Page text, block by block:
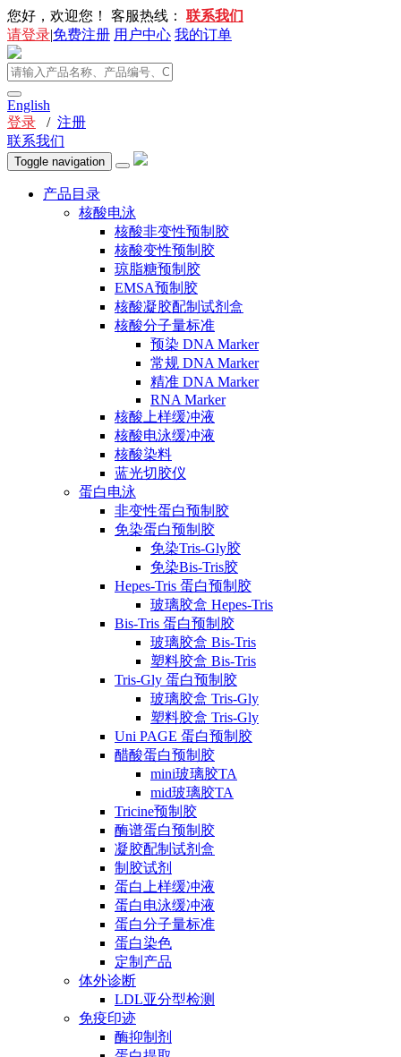
您好，欢迎您！ 客服热线： 联系我们
请登录|免费注册 用户中心 我的订单
English
登录 / 注册
联系我们
Toggle navigation
产品目录
核酸电泳
核酸非变性预制胶
核酸变性预制胶
琼脂糖预制胶
EMSA预制胶
核酸凝胶配制试剂盒
核酸分子量标准
预染 DNA Marker
常规 DNA Marker
精准 DNA Marker
RNA Marker
核酸上样缓冲液
核酸电泳缓冲液
核酸染料
蓝光切胶仪
蛋白电泳
非变性蛋白预制胶
免染蛋白预制胶
免染Tris-Gly胶
免染Bis-Tris胶
Hepes-Tris 蛋白预制胶
玻璃胶盒 Hepes-Tris
Bis-Tris 蛋白预制胶
玻璃胶盒 Bis-Tris
塑料胶盒 Bis-Tris
Tris-Gly 蛋白预制胶
玻璃胶盒 Tris-Gly
塑料胶盒 Tris-Gly
Uni PAGE 蛋白预制胶
醋酸蛋白预制胶
mini玻璃胶TA
mid玻璃胶TA
Tricine预制胶
酶谱蛋白预制胶
凝胶配制试剂盒
制胶试剂
蛋白上样缓冲液
蛋白电泳缓冲液
蛋白分子量标准
蛋白染色
定制产品
体外诊断
LDL亚分型检测
免疫印迹
酶抑制剂